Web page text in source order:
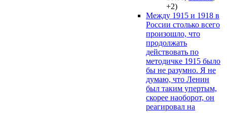
+2)
Между 1915 и 1918 в
России столько всего
произошло, что
продолжать
действовать по
методичке 1915 было
бы не разумно. Я не
думаю, что Ленин
был таким упертым,
скорее наоборот, он
реагировал на